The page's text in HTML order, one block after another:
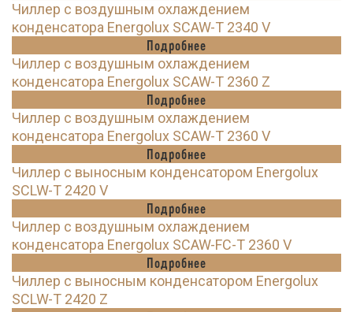
Чиллер с воздушным охлаждением
конденсатора Energolux SCAW-T 2340 V
Подробнее
Чиллер с воздушным охлаждением
конденсатора Energolux SCAW-T 2360 Z
Подробнее
Чиллер с воздушным охлаждением
конденсатора Energolux SCAW-T 2360 V
Подробнее
Чиллер с выносным конденсатором Energolux
SCLW-T 2420 V
Подробнее
Чиллер с воздушным охлаждением
конденсатора Energolux SCAW-FC-T 2360 V
Подробнее
Чиллер с выносным конденсатором Energolux
SCLW-T 2420 Z